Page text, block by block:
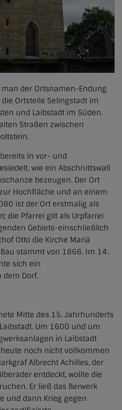
der Ortsnamen-Endung
Ortsteile Selingstadt im
und Laibstadt im Süden.
Straßen zwischen
in vor- und
wie ein Abschnittswall
bezeugen. Der Ort
Hochfläche und an einem
ist der Ort erstmalig als
die Pfarrei gilt als Urpfarrei
Gebiets-einschließlich
Otto die Kirche Mariä
stammt von 1866. Im 14.
sich ein
dem Dorf.
Mitte des 15. Jahrhunderts
Um 1600 und um
in Laibstadt
noch nicht vollkommen
Albrecht Achilles, der
entdeckt, wollte die
Er ließ das Berwerk
und dann Krieg gegen